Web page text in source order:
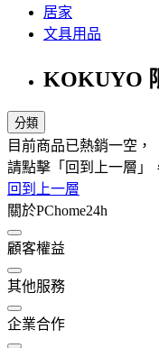
居家
文具用品
KOKUYO
分類
目前商品已熱銷一空，
請點擊「回到上一層」
回到上一層
關於PChome24h
顧客權益
其他服務
企業合作